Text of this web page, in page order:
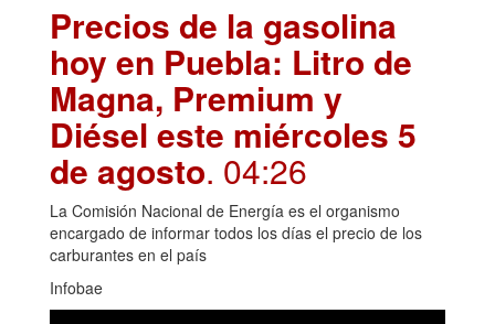
Precios de la gasolina
hoy en Puebla: Litro de
Magna, Premium y
Diésel este miércoles 5
de agosto. 04:26
La Comisión Nacional de Energía es el organismo
encargado de informar todos los días el precio de los
carburantes en el país
Infobae